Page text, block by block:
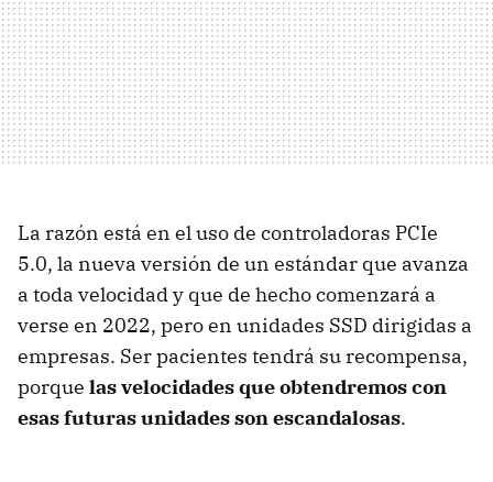
La razón está en el uso de controladoras PCIe
5.0, la nueva versión de un estándar que avanza
a toda velocidad y que de hecho comenzará a
verse en 2022, pero en unidades SSD dirigidas a
empresas. Ser pacientes tendrá su recompensa,
porque las velocidades que obtendremos con
esas futuras unidades son escandalosas.